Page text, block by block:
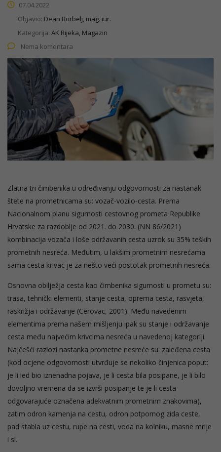
07.04.2022
Objavio: Dean Borbelj, mag. iur.
Kategorija: AK Rijeka, Magazin
Nema komentara
Zlatna tri čimbenika u određivanju odgovornosti za nastanak
štete na prometnicama su: vozač-vozilo-cesta. Prema
Nacionalnom planu sigurnosti cestovnog prometa Republike
Hrvatske za razdoblje od 2021. do 2030. (NN 86/2021)
kombinacija vozača i loše održavanih cesta uzrok su 35% teških
prometnih nesreća. Međutim, u lakšim prometnim nesrećama
sama cesta krivac je za nešto veći postotak prometnih nesreća.
Osnovna obilježja cesta kao čimbenika sigurnosti u prometu su:
trasa, tehnički elementi, stanje cesta, oprema cesta, rasvjeta,
raskrižja i održavanje (Cerovac, 2001). Među navedenim
elementima prema našem mišljenju ipak su stanje i održavanje
cesta među najvećim krivcima nesreća u navedenoj kategoriji.
Najčešći razlozi nastanka prometne nesreće su: zaleđena cesta
(kod ocjene odgovornosti utvrđuje se nekoliko činjenica poput:
je li led bio iznenadna pojava, je li cesta bila posipane, je li bilo
dovoljno vremena da se izvrši posipanje te je li cesta
odgovarajuće označena adekvatnim prometnim znakovima),
zatim odron kamenja na cestu, odron potpornog zida ceste,
pad stabla uz cestu, rupe na cesti, voda na kolniku, masne mrlje
i sl.